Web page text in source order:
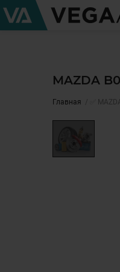
MAZDA
Главная ✅